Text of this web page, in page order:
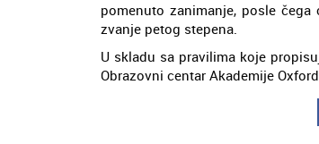
pomenuto zanimanje, posle
zvanje petog stepena.
U skladu sa pravilima koje
Obrazovni centar Akademije